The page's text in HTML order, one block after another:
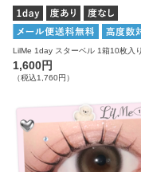
1,600円
（税込1,760円）